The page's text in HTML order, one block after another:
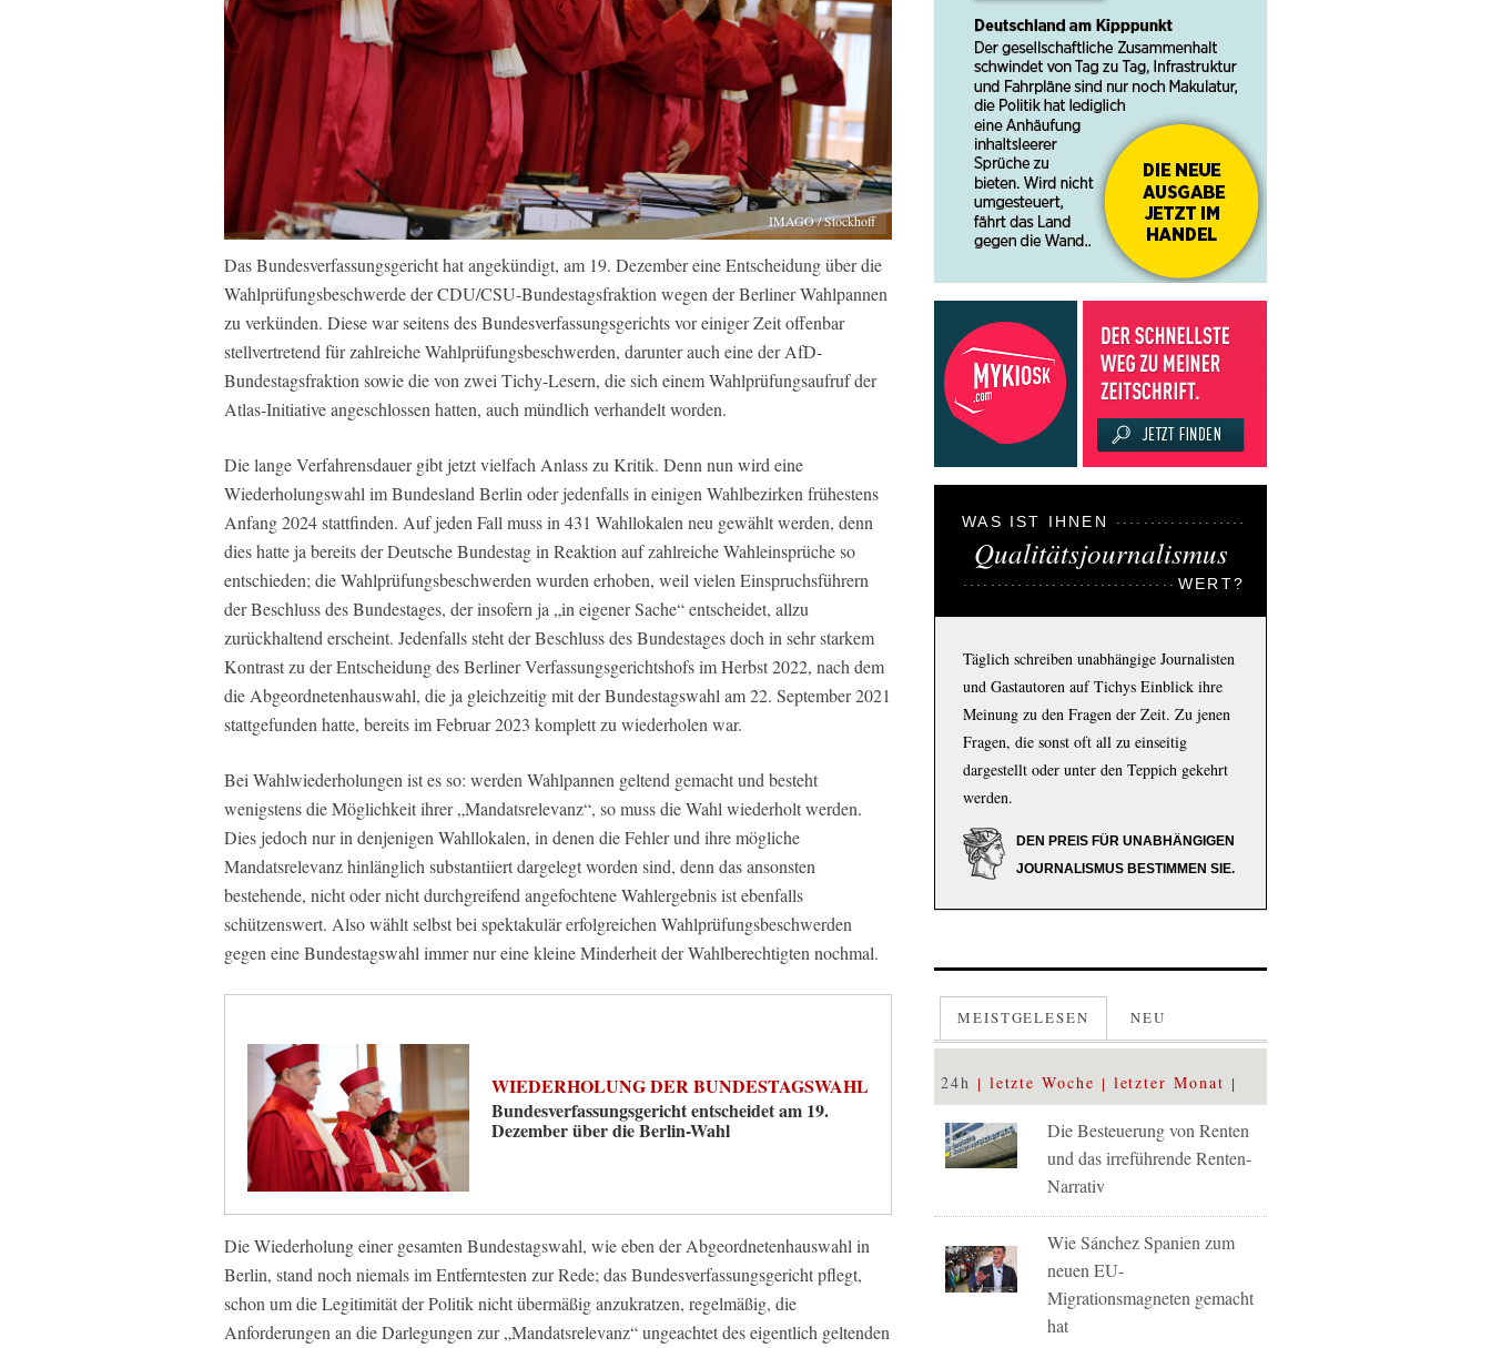
IMAGO / Stockhoff
Das Bundesverfassungsgericht hat angekündigt, am 19. Dezember eine Entscheidung über die
Wahlprüfungsbeschwerde der CDU/CSU-Bundestagsfraktion wegen der Berliner Wahlpannen
zu verkünden. Diese war seitens des Bundesverfassungsgerichts vor einiger Zeit offenbar
stellvertretend für zahlreiche Wahlprüfungsbeschwerden, darunter auch eine der AfD-
Bundestagsfraktion sowie die von zwei Tichy-Lesern, die sich einem Wahlprüfungsaufruf der
Atlas-Initiative angeschlossen hatten, auch mündlich verhandelt worden.
Die lange Verfahrensdauer gibt jetzt vielfach Anlass zu Kritik. Denn nun wird eine
Wiederholungswahl im Bundesland Berlin oder jedenfalls in einigen Wahlbezirken frühestens
Anfang 2024 stattfinden. Auf jeden Fall muss in 431 Wahllokalen neu gewählt werden, denn
dies hatte ja bereits der Deutsche Bundestag in Reaktion auf zahlreiche Wahleinsprüche so
entschieden; die Wahlprüfungsbeschwerden wurden erhoben, weil vielen Einspruchsführern
der Beschluss des Bundestages, der insofern ja „in eigener Sache“ entscheidet, allzu
zurückhaltend erscheint. Jedenfalls steht der Beschluss des Bundestages doch in sehr starkem
Kontrast zu der Entscheidung des Berliner Verfassungsgerichtshofs im Herbst 2022, nach dem
die Abgeordnetenhauswahl, die ja gleichzeitig mit der Bundestagswahl am 22. September 2021
stattgefunden hatte, bereits im Februar 2023 komplett zu wiederholen war.
Bei Wahlwiederholungen ist es so: werden Wahlpannen geltend gemacht und besteht
wenigstens die Möglichkeit ihrer „Mandatsrelevanz“, so muss die Wahl wiederholt werden.
Dies jedoch nur in denjenigen Wahllokalen, in denen die Fehler und ihre mögliche
Mandatsrelevanz hinlänglich substantiiert dargelegt worden sind, denn das ansonsten
bestehende, nicht oder nicht durchgreifend angefochtene Wahlergebnis ist ebenfalls
schützenswert. Also wählt selbst bei spektakulär erfolgreichen Wahlprüfungsbeschwerden
gegen eine Bundestagswahl immer nur eine kleine Minderheit der Wahlberechtigten nochmal.
WIEDERHOLUNG DER BUNDESTAGSWAHL
Bundesverfassungsgericht entscheidet am 19.
Dezember über die Berlin-Wahl
Die Wiederholung einer gesamten Bundestagswahl, wie eben der Abgeordnetenhauswahl in
Berlin, stand noch niemals im Entferntesten zur Rede; das Bundesverfassungsgericht pflegt,
schon um die Legitimität der Politik nicht übermäßig anzukratzen, regelmäßig, die
Anforderungen an die Darlegungen zur „Mandatsrelevanz“ ungeachtet des eigentlich geltenden
WAS IST IHNEN
Qualitätsjournalismus
WERT?
Täglich schreiben unabhängige Journalisten
und Gastautoren auf Tichys Einblick ihre
Meinung zu den Fragen der Zeit. Zu jenen
Fragen, die sonst oft all zu einseitig
dargestellt oder unter den Teppich gekehrt
werden.
DEN PREIS FÜR UNABHÄNGIGEN
JOURNALISMUS BESTIMMEN SIE.
MEISTGELESEN NEU
24h letzte Woche letzter Monat
Die Besteuerung von Renten
und das irreführende Renten-
Narrativ
Wie Sánchez Spanien zum
neuen EU-
Migrationsmagneten gemacht
hat